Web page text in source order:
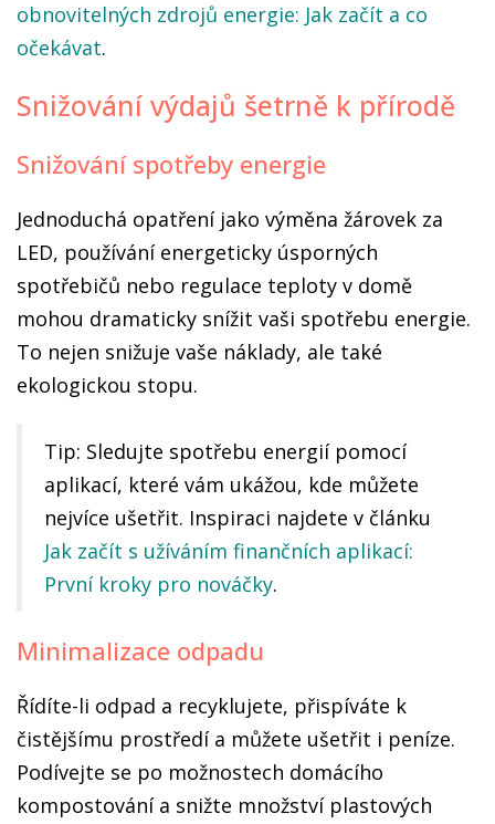
obnovitelných zdrojů energie: Jak začít a co
očekávat.
Snižování výdajů šetrně k přírodě
Snižování spotřeby energie
Jednoduchá opatření jako výměna žárovek za
LED, používání energeticky úsporných
spotřebičů nebo regulace teploty v domě
mohou dramaticky snížit vaši spotřebu energie.
To nejen snižuje vaše náklady, ale také
ekologickou stopu.
Tip: Sledujte spotřebu energií pomocí
aplikací, které vám ukážou, kde můžete
nejvíce ušetřit. Inspiraci najdete v článku
Jak začít s užíváním finančních aplikací:
První kroky pro nováčky.
Minimalizace odpadu
Řídíte-li odpad a recyklujete, přispíváte k
čistějšímu prostředí a můžete ušetřit i peníze.
Podívejte se po možnostech domácího
kompostování a snižte množství plastových